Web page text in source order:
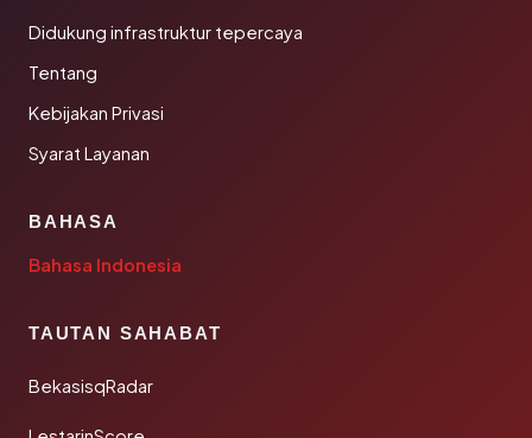
Didukung infrastruktur tepercaya
Tentang
Kebijakan Privasi
Syarat Layanan
BAHASA
Bahasa Indonesia
TAUTAN SAHABAT
BekasisqRadar